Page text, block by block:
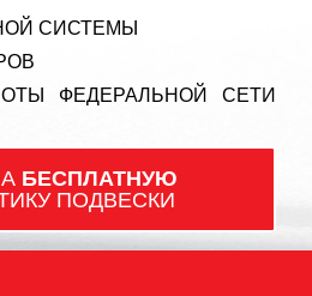
СИСТЕМЫ
ФЕДЕРАЛЬНОЙ СЕТИ
БЕСПЛАТНУЮ
ПОДВЕСКИ